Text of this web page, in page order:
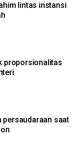
lintas instansi
proporsionalitas
persaudaraan saat